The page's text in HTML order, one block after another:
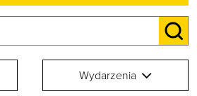
Wydarzenia